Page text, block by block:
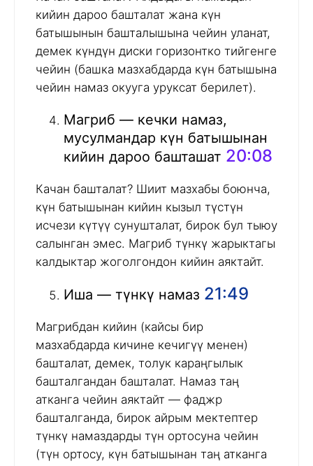
кийин дароо башталат жана күн
батышынын башталышына чейин уланат,
демек күндүн диски горизонтко тийгенге
чейин (башка мазхабдарда күн батышына
чейин намаз окууга уруксат берилет).
Магриб — кечки намаз,
мусулмандар күн батышынан
кийин дароо башташат 20:08
Качан башталат? Шиит мазхабы боюнча,
күн батышынан кийин кызыл түстүн
исчези күтүү сунушталат, бирок бул тыюу
салынган эмес. Магриб түнкү жарыктагы
калдыктар жоголгондон кийин аяктайт.
Иша — түнкү намаз 21:49
Магрибдан кийин (кайсы бир
мазхабдарда кичине кечигүү менен)
башталат, демек, толук караңгылык
башталгандан башталат. Намаз таң
атканга чейин аяктайт — фаджр
башталганда, бирок айрым мектептер
түнкү намаздарды түн ортосуна чейин
(түн ортосу, күн батышынан таң атканга